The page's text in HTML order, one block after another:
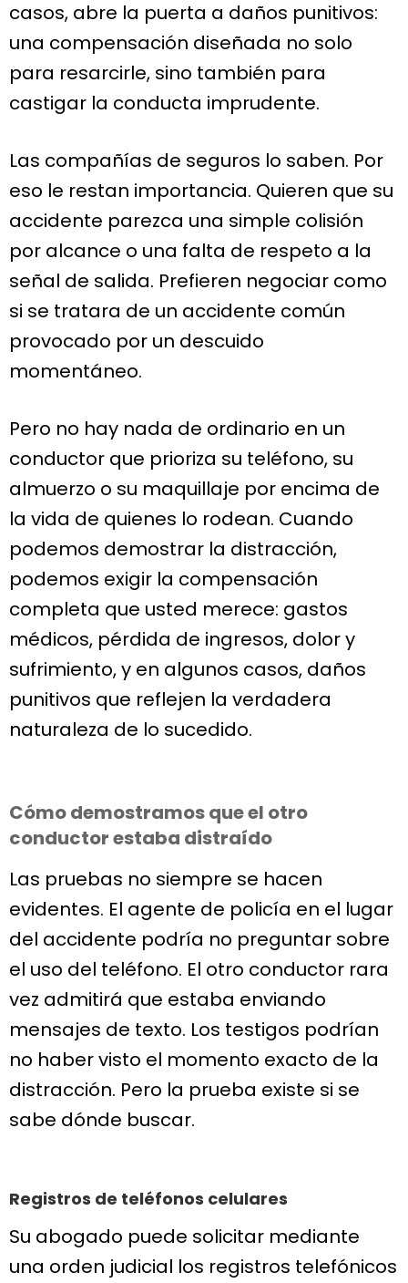
casos, abre la puerta a daños punitivos:
una compensación diseñada no solo
para resarcirle, sino también para
castigar la conducta imprudente.
Las compañías de seguros lo saben. Por
eso le restan importancia. Quieren que su
accidente parezca una simple colisión
por alcance o una falta de respeto a la
señal de salida. Prefieren negociar como
si se tratara de un accidente común
provocado por un descuido
momentáneo.
Pero no hay nada de ordinario en un
conductor que prioriza su teléfono, su
almuerzo o su maquillaje por encima de
la vida de quienes lo rodean. Cuando
podemos demostrar la distracción,
podemos exigir la compensación
completa que usted merece: gastos
médicos, pérdida de ingresos, dolor y
sufrimiento, y en algunos casos, daños
punitivos que reflejen la verdadera
naturaleza de lo sucedido.
Cómo demostramos que el otro
conductor estaba distraído
Las pruebas no siempre se hacen
evidentes. El agente de policía en el lugar
del accidente podría no preguntar sobre
el uso del teléfono. El otro conductor rara
vez admitirá que estaba enviando
mensajes de texto. Los testigos podrían
no haber visto el momento exacto de la
distracción. Pero la prueba existe si se
sabe dónde buscar.
Registros de teléfonos celulares
Su abogado puede solicitar mediante
una orden judicial los registros telefónicos